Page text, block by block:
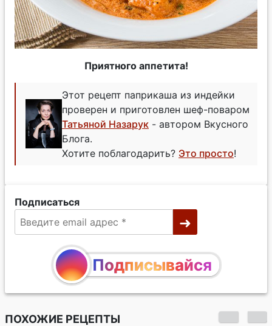
Приятного аппетита!
Этот рецепт паприкаша из индейки
проверен и приготовлен шеф-поваром
Татьяной Назарук - автором Вкусного
Блога.
Хотите поблагодарить? Это просто!
Подписаться
Подписывайся
ПОХОЖИЕ РЕЦЕПТЫ